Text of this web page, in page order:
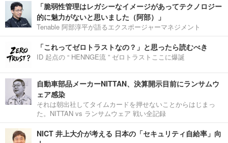
「脆弱性管理はレガシーなイメージがあってテクノロジー
的に魅力がないと思いました（阿部）」
Tenable 阿部淳平が語るエクスポージャーマネジメント
「これってゼロトラストなの？」と思ったら読むべき
ID 起点の “ HENNGE流 ” ゼロトラストここに爆誕
自動車部品メーカーNITTAN、決算開示目前にランサムウ
ェア感染
それは朝出社してタイムカードを押せないことからはじまっ
た。NITTAN vs ランサムウェア 戦い全記録
NICT 井上大介が考える 日本の「セキュリティ自給率」向